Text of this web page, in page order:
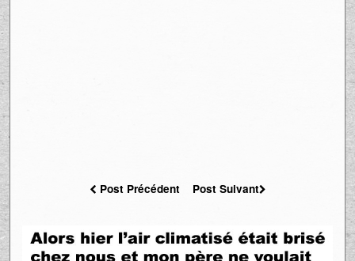
Post Précédent Post Suivant